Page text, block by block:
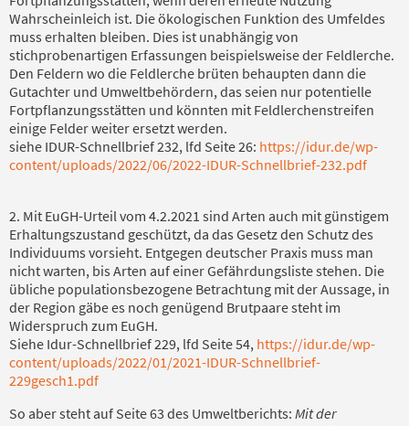
Wahrscheinleich ist. Die ökologischen Funktion des Umfeldes
muss erhalten bleiben. Dies ist unabhängig von
stichprobenartigen Erfassungen beispielsweise der Feldlerche.
Den Feldern wo die Feldlerche brüten behaupten dann die
Gutachter und Umweltbehördern, das seien nur potentielle
Fortpflanzungsstätten und könnten mit Feldlerchenstreifen
einige Felder weiter ersetzt werden.
siehe IDUR-Schnellbrief 232, lfd Seite 26: https://idur.de/wp-
content/uploads/2022/06/2022-IDUR-Schnellbrief-232.pdf
2. Mit EuGH-Urteil vom 4.2.2021 sind Arten auch mit günstigem
Erhaltungszustand geschützt, da das Gesetz den Schutz des
Individuums vorsieht. Entgegen deutscher Praxis muss man
nicht warten, bis Arten auf einer Gefährdungsliste stehen. Die
übliche populationsbezogene Betrachtung mit der Aussage, in
der Region gäbe es noch genügend Brutpaare steht im
Widerspruch zum EuGH.
Siehe Idur-Schnellbrief 229, lfd Seite 54, https://idur.de/wp-
content/uploads/2022/01/2021-IDUR-Schnellbrief-
229gesch1.pdf
So aber steht auf Seite 63 des Umweltberichts: Mit der